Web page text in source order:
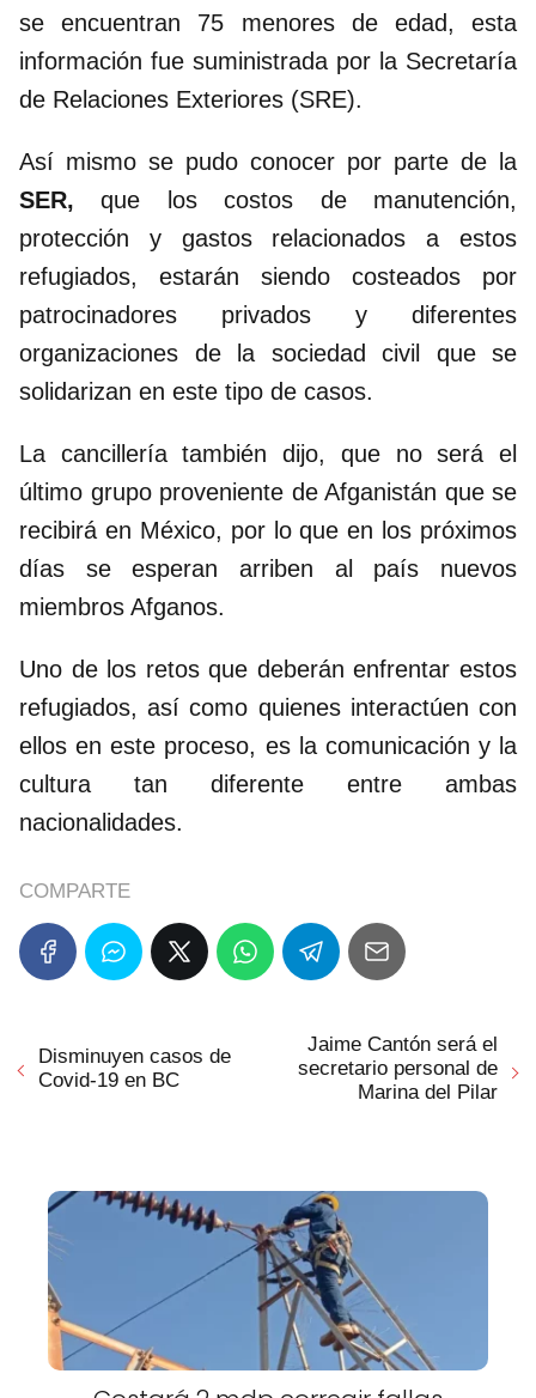
se encuentran 75 menores de edad, esta
información fue suministrada por la Secretaría
de Relaciones Exteriores (SRE).
Así mismo se pudo conocer por parte de la
SER, que los costos de manutención,
protección y gastos relacionados a estos
refugiados, estarán siendo costeados por
patrocinadores privados y diferentes
organizaciones de la sociedad civil que se
solidarizan en este tipo de casos.
La cancillería también dijo, que no será el
último grupo proveniente de Afganistán que se
recibirá en México, por lo que en los próximos
días se esperan arriben al país nuevos
miembros Afganos.
Uno de los retos que deberán enfrentar estos
refugiados, así como quienes interactúen con
ellos en este proceso, es la comunicación y la
cultura tan diferente entre ambas
nacionalidades.
COMPARTE
Disminuyen casos de
Covid-19 en BC
Jaime Cantón será el
secretario personal de
Marina del Pilar